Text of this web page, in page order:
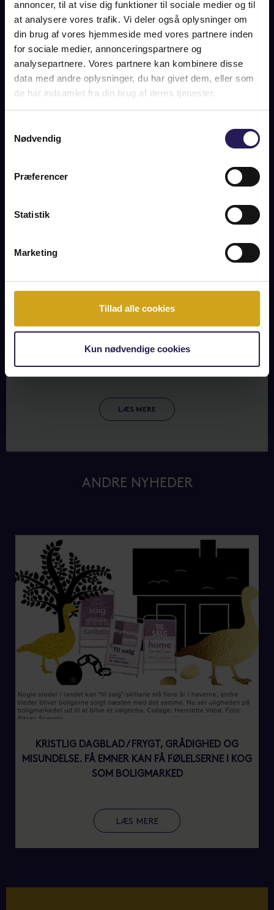
annoncer, til at vise dig funktioner til sociale medier og til
at analysere vores trafik. Vi deler også oplysninger om
din brug af vores hjemmeside med vores partnere inden
for sociale medier, annonceringspartnere og
analysepartnere. Vores partnere kan kombinere disse
data med andre oplysninger, du har givet dem, eller som
de har indsamlet fra din brug af deres tjenester.
Nødvendig
Præferencer
Statistik
Marketing
Tillad alle cookies
Kun nødvendige cookies
LÆS MERE
ANDRE NYHEDER
KRISTLIG DAGBLAD / FRYGT, GRÅDIGHED OG
MISUNDELSE. FÅ EMNER KAN FÅ FØLELSERNE I KOG
SOM BOLIGMARKED
LÆS MERE